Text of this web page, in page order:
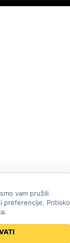
vam pružili
preferencije.